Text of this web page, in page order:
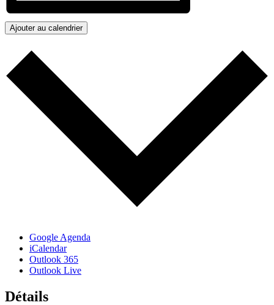
Ajouter au calendrier
Google Agenda
iCalendar
Outlook 365
Outlook Live
Détails